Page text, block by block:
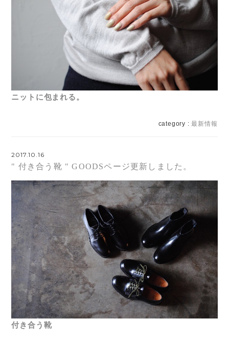
ニットに包まれる。
category :最新情報
2017.10.16
" 付き合う靴 " GOODSページ更新しました。
付き合う靴